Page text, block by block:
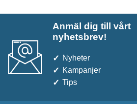
Anmäl dig till vårt
nyhetsbrev!
Nyheter
Kampanjer
Tips